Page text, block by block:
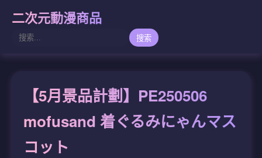
二次元動漫商品
搜索
【5月景品計劃】PE250506
mofusand 着ぐるみにゃんマス
コット